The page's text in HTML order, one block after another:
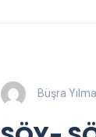
Büşra